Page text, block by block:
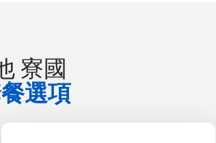
寮國
選項